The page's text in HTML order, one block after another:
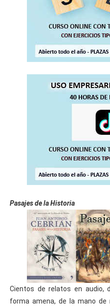
Pasajes de la Historia
Cientos de relatos en audio,
forma amena, de la mano de